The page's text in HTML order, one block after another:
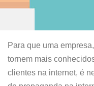
Para que uma
tornem mais
clientes na internet, é